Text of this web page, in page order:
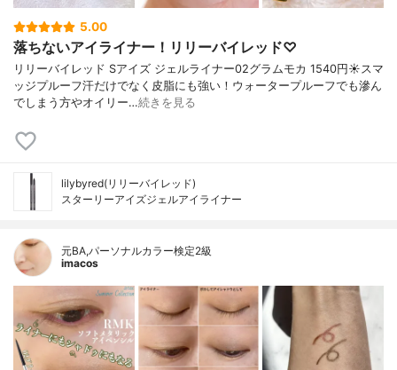
5.00
落ちないアイライナー！リリーバイレッド♡
リリーバイレッド Sアイズ ジェルライナー02グラムモカ 1540円☀️スマ
ッジプルーフ汗だけでなく皮脂にも強い！ウォータープルーフでも滲ん
でしまう方やオイリー…続きを見る
lilybyred(リリーバイレッド)
スターリーアイズジェルアイライナー
元BA,パーソナルカラー検定2級
imacos